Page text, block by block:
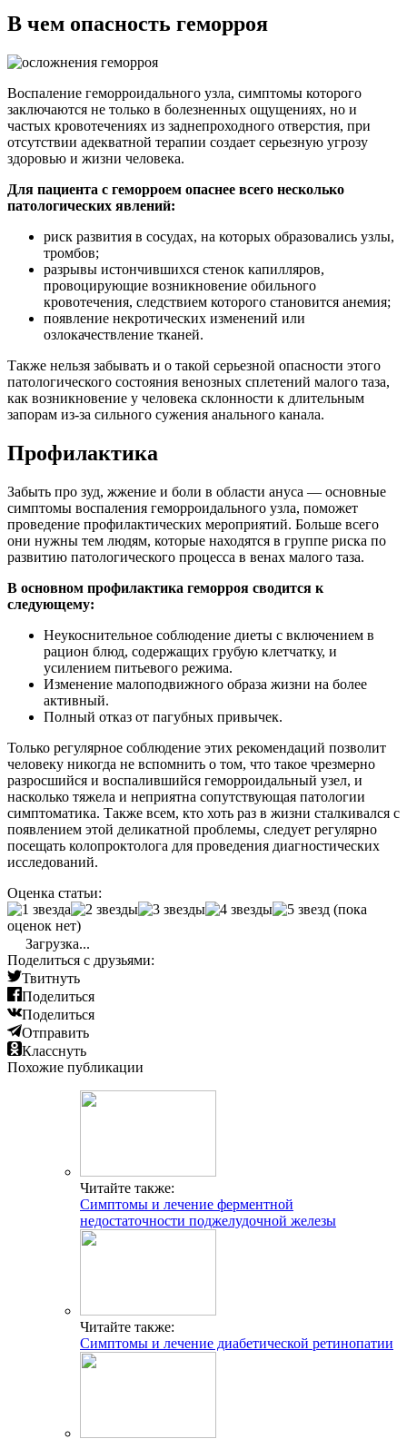
В чем опасность геморроя
Воспаление геморроидального узла, симптомы которого
заключаются не только в болезненных ощущениях, но и
частых кровотечениях из заднепроходного отверстия, при
отсутствии адекватной терапии создает серьезную угрозу
здоровью и жизни человека.
Для пациента с геморроем опаснее всего несколько
патологических явлений:
риск развития в сосудах, на которых образовались узлы,
тромбов;
разрывы истончившихся стенок капилляров,
провоцирующие возникновение обильного
кровотечения, следствием которого становится анемия;
появление некротических изменений или
озлокачествление тканей.
Также нельзя забывать и о такой серьезной опасности этого
патологического состояния венозных сплетений малого таза,
как возникновение у человека склонности к длительным
запорам из-за сильного сужения анального канала.
Профилактика
Забыть про зуд, жжение и боли в области ануса — основные
симптомы воспаления геморроидального узла, поможет
проведение профилактических мероприятий. Больше всего
они нужны тем людям, которые находятся в группе риска по
развитию патологического процесса в венах малого таза.
В основном профилактика геморроя сводится к
следующему:
Неукоснительное соблюдение диеты с включением в
рацион блюд, содержащих грубую клетчатку, и
усилением питьевого режима.
Изменение малоподвижного образа жизни на более
активный.
Полный отказ от пагубных привычек.
Только регулярное соблюдение этих рекомендаций позволит
человеку никогда не вспомнить о том, что такое чрезмерно
разросшийся и воспалившийся геморроидальный узел, и
насколько тяжела и неприятна сопутствующая патологии
симптоматика. Также всем, кто хоть раз в жизни сталкивался с
появлением этой деликатной проблемы, следует регулярно
посещать колопроктолога для проведения диагностических
исследований.
Оценка статьи:
(пока
оценок нет)
Загрузка...
Поделиться с друзьями:
Твитнуть
Поделиться
Поделиться
Отправить
Класснуть
Похожие публикации
Читайте также:
Симптомы и лечение ферментной
недостаточности поджелудочной железы
Читайте также:
Симптомы и лечение диабетической ретинопатии